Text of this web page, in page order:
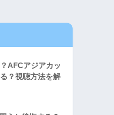
AFCアジアカッ
？視聴方法を解